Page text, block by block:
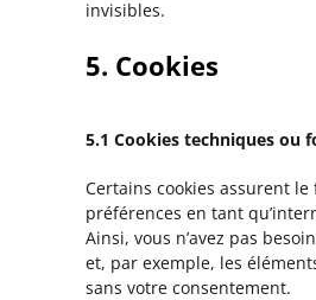
invisibles.
5. Cookies
5.1 Cookies techniques ou
Certains cookies assurent
préférences en tant
Ainsi, vous n’avez pas
et, par exemple, les
sans votre consentement.